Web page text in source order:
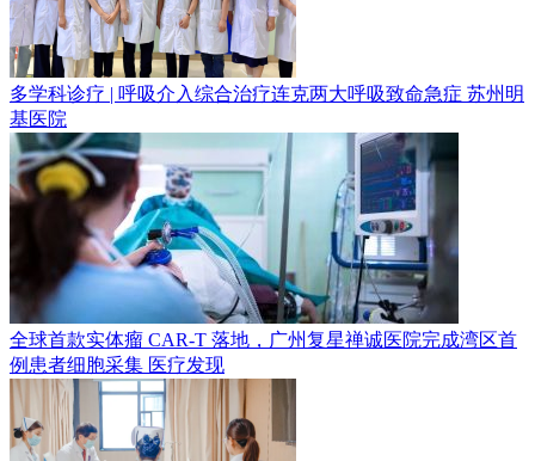
多学科诊疗 | 呼吸介入综合治疗连克两大呼吸致命急症 苏州明
基医院
全球首款实体瘤 CAR-T 落地，广州复星禅诚医院完成湾区首
例患者细胞采集 医疗发现